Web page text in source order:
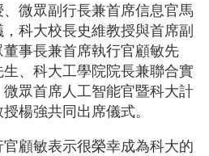
微眾副行長兼首席信息官馬
科大校長史維教授與首席副
事長兼首席執行官顧敏先
、科大工學院院長兼聯合實
眾首席人工智能官暨科大計
楊強共同出席儀式。
顧敏表示很榮幸成為科大的